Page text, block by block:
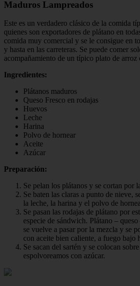
Maduros Lampreados
Este es un verdadero clásico de la comida
quienes son exportadores de plátano en
comida muy comercial y se le consigue en
y hasta en las carreteras. Se puede comer
acompañamiento de un típico plato de arroz
Ingredientes:
Plátanos maduros
Queso Fresco en rodajas
Huevos
Leche
Harina
Polvo de hornear
Aceite
Azúcar
Preparación:
Se pelan los plátanos y se cortan por
Se baten las claras a punto de nieve,
la leche, la harina y el polvo de
Se pasan las rodajas de plátano por
especie de sándwich. Plátano –
se vuelve a pasar por la mezcla y se
con aceite bien caliente, a fuego bajo
Se sacan del sartén y se colocan
espolvoreamos con azúcar.